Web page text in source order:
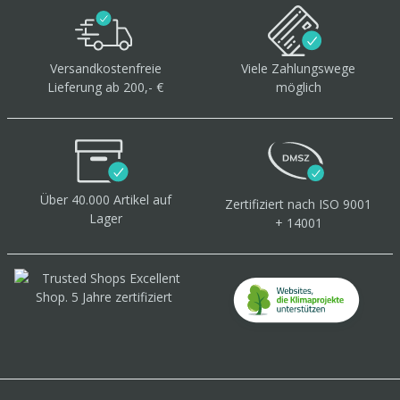
Versandkostenfreie
Lieferung ab 200,- €
Viele Zahlungswege
möglich
Über 40.000 Artikel auf
Lager
Zertifiziert nach ISO 9001
+ 14001